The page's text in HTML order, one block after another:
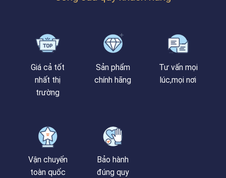
Giá cả tốt
nhất thị
trường
Sản phẩm
chính hãng
Tư vấn mọi
lúc,mọi nơi
Vận chuyển
toàn quốc
Bảo hành
đúng quy